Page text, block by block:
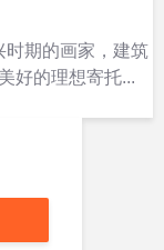
时期的画家，建筑
好的理想寄托...